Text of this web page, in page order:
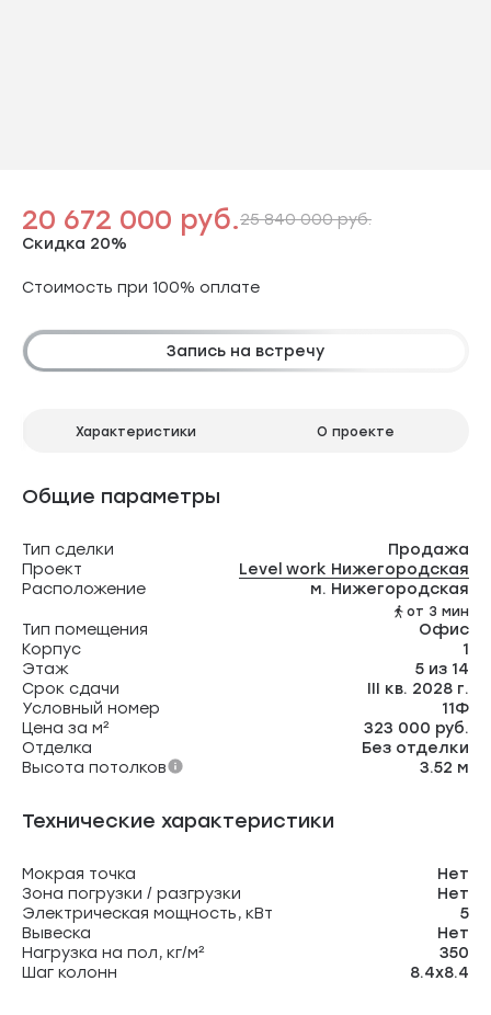
20 672 000 руб.
Скидка 20%
25 840 000 руб.
Стоимость при 100% оплате
Запись на встречу
Характеристики О проекте
Общие параметры
Тип сделки
Продажа
Проект
Level work Нижегородская
Расположение
м. Нижегородская
от 3 мин
Тип помещения
Офис
Корпус
1
Этаж
5 из 14
Срок сдачи
III кв. 2028 г.
Условный номер
11Ф
Цена за м²
323 000 руб.
Отделка
Без отделки
Высота потолков
3.52 м
Технические характеристики
Мокрая точка
Нет
Зона погрузки / разгрузки
Нет
Электрическая мощность, кВт
5
Вывеска
Нет
Нагрузка на пол, кг/м²
350
Шаг колонн
8.4х8.4